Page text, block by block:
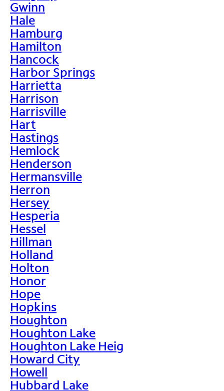
Gwinn
Hale
Hamburg
Hamilton
Hancock
Harbor Springs
Harrietta
Harrison
Harrisville
Hart
Hastings
Hemlock
Henderson
Hermansville
Herron
Hersey
Hesperia
Hessel
Hillman
Holland
Holton
Honor
Hope
Hopkins
Houghton
Houghton Lake
Houghton Lake Heig
Howard City
Howell
Hubbard Lake